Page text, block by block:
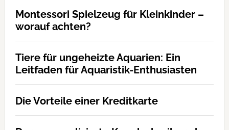
Montessori Spielzeug für Kleinkinder –
worauf achten?
Tiere für ungeheizte Aquarien: Ein
Leitfaden für Aquaristik-Enthusiasten
Die Vorteile einer Kreditkarte